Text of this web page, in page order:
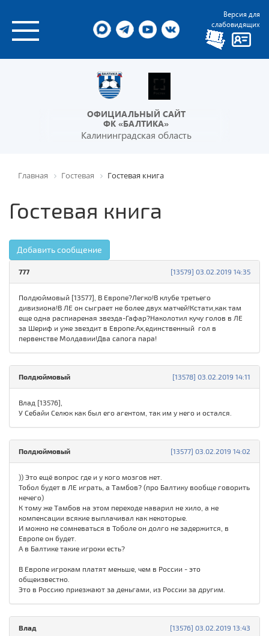
Версия для
слабовидящих
ОФИЦИАЛЬНЫЙ САЙТ
ФК «БАЛТИКА»
Калининградская область
Главная Гостевая Гостевая книга
Гостевая книга
Добавить сообщение
[13579] 03.02.2019 14:35
777
Полдюймовый [13577], В Европе?Легко!В клубе третьего
дивизиона!В ЛЕ он сыграет не более двух матчей!Кстати,как там
еще одна распиареная звезда-Гафар?Наколотил кучу голов в ЛЕ
за Шериф и уже звездит в Европе:Ах,единственный гол в
первенстве Молдавии!Два сапога пара!
[13578] 03.02.2019 14:11
Полдюймовый
Влад [13576],
У Себайи Селюк как был его агентом, так им у него и остался.
[13577] 03.02.2019 14:02
Полдюймовый
)) Это ещё вопрос где и у кого мозгов нет.
Тобол будет в ЛЕ играть, а Тамбов? (про Балтику вообще говорить
нечего)
К тому же Тамбов на этом переходе наварил не хило, а не
компенсации всякие выплачивал как некоторые.
И можно не сомневаться в Тоболе он долго не задержится, в
Европе он будет.
А в Балтике такие игроки есть?
В Европе игрокам платят меньше, чем в России - это
общеизвестно.
Это в Россию приезжают за деньгами, из России за другим.
[13576] 03.02.2019 13:43
Влад